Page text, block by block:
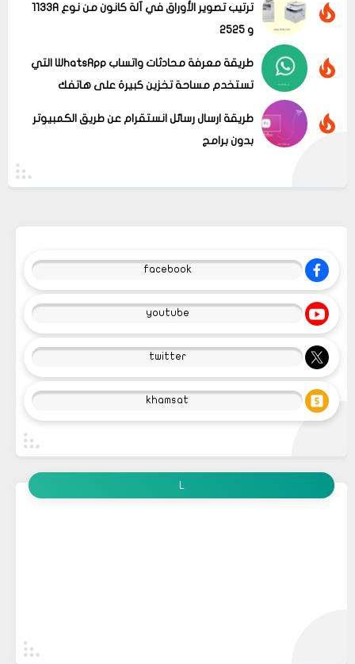
ترتيب تصوير الأوراق في آلة كانون من نوع 1133A
و 2525
طريقة معرفة محادثات واتساب WhatsApp التي
تستخدم مساحة تخزين كبيرة على هاتفك
طريقة ارسال رسائل انستقرام عن طريق الكمبيوتر
بدون برامج
facebook
youtube
twitter
khamsat